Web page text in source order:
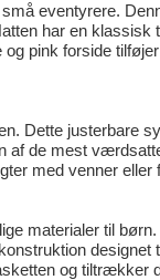
eventyrere.
har en klassisk
pink forside
Dette justerbare
af de mest
med venner eller
materialer til
designet
og